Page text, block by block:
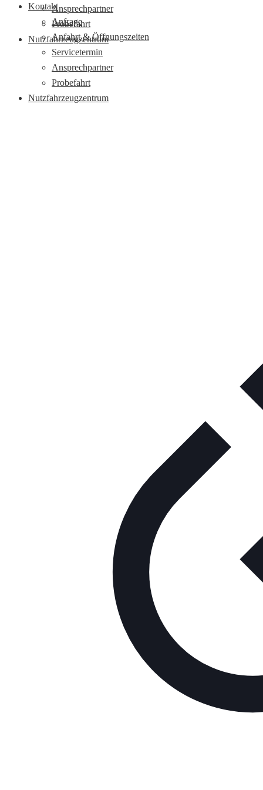
Ansprechpartner
Probefahrt
Nutzfahrzeugzentrum
Kontakt
Anfrage
Anfahrt & Öffnungszeiten
Servicetermin
Ansprechpartner
Probefahrt
Nutzfahrzeugzentrum